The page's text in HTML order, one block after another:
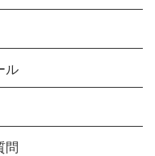
ル
問